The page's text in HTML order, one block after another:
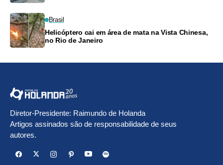
Brasil
Helicóptero cai em área de mata na Vista Chinesa,
no Rio de Janeiro
Diretor-Presidente: Raimundo de Holanda
Artigos assinados são de responsabilidade de seus
autores.